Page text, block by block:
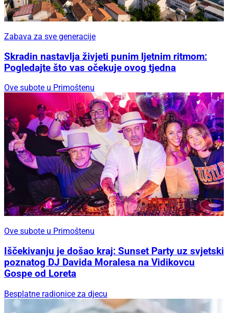
Zabava za sve generacije
Skradin nastavlja živjeti punim ljetnim ritmom:
Pogledajte što vas očekuje ovog tjedna
Ove subote u Primoštenu
Ove subote u Primoštenu
Iščekivanju je došao kraj: Sunset Party uz svjetski
poznatog DJ Davida Moralesa na Vidikovcu
Gospe od Loreta
Besplatne radionice za djecu